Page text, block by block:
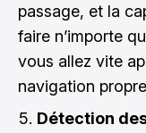
passage, et la
faire n’importe
vous allez vite
navigation
Détection